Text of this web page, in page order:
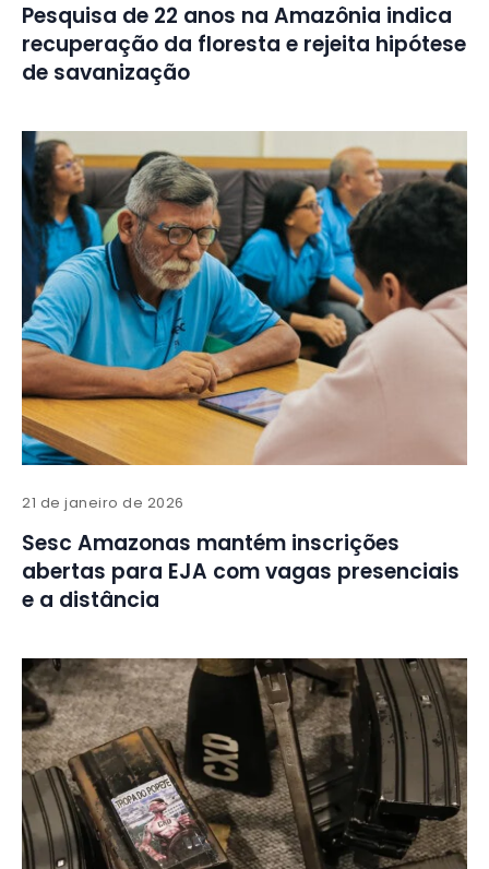
Pesquisa de 22 anos na Amazônia indica
recuperação da floresta e rejeita hipótese
de savanização
21 de janeiro de 2026
Sesc Amazonas mantém inscrições
abertas para EJA com vagas presenciais
e a distância